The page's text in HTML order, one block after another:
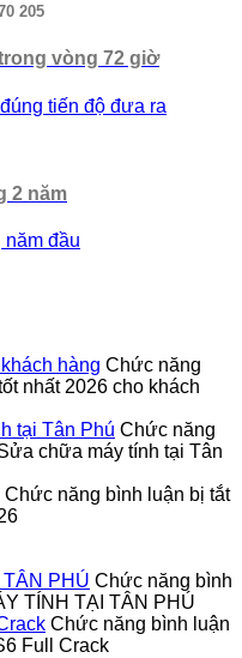
205
vòng 72 giờ
tiến độ đưa ra
2 năm
năm đầu
hàng Chức năng
nhất 2026 cho khách
tại Tân Phú Chức năng
chữa máy tính tại Tân
Chức năng bình luận bị tắt
PHÚ Chức năng bình
TÍNH TẠI TÂN PHÚ
Chức năng bình luận
Full Crack